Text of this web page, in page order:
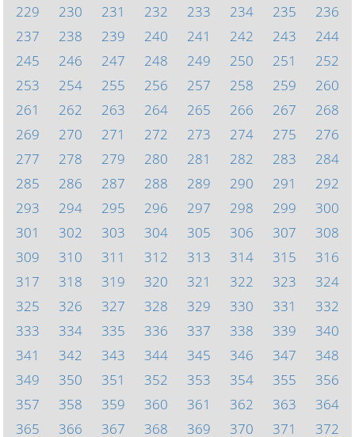
229
230 231 232 233 234 235
236
237
238 239 240 241 242 243
244
245
246 247 248 249 250 251
252
253
254 255 256 257 258 259
260
261
262 263 264 265 266 267
268
269
270 271 272 273 274 275
276
277
278 279 280 281 282 283
284
285
286 287 288 289 290 291
292
293
294 295 296 297 298 299
300
301
302 303 304 305 306 307
308
309
310 311 312 313 314 315
316
317
318 319 320 321 322 323
324
325
326 327 328 329 330 331
332
333
334 335 336 337 338 339
340
341
342 343 344 345 346 347
348
349
350 351 352 353 354 355
356
357
358 359 360 361 362 363
364
365
366 367 368 369 370 371 372